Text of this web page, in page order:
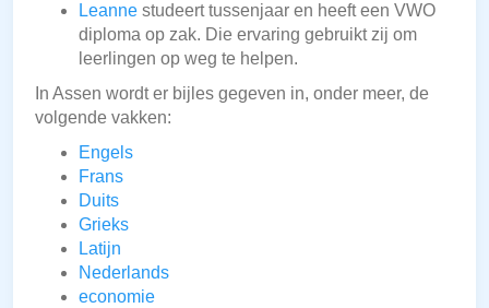
Leanne studeert tussenjaar en heeft een VWO
diploma op zak. Die ervaring gebruikt zij om
leerlingen op weg te helpen.
In Assen wordt er bijles gegeven in, onder meer, de
volgende vakken:
Engels
Frans
Duits
Grieks
Latijn
Nederlands
economie